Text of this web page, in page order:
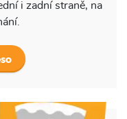
i zadní straně, na